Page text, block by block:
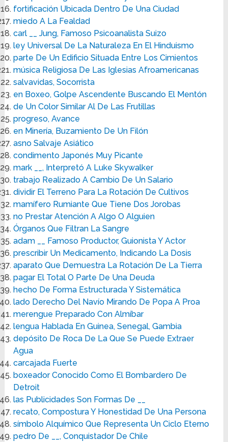
fortificación Ubicada Dentro De Una Ciudad
miedo A La Fealdad
carl __ Jung, Famoso Psicoanalista Suizo
ley Universal De La Naturaleza En El Hinduismo
parte De Un Edificio Situada Entre Los Cimientos
música Religiosa De Las Iglesias Afroamericanas
salvavidas, Socorrista
en Boxeo, Golpe Ascendente Buscando El Mentón
de Un Color Similar Al De Las Frutillas
progreso, Avance
en Minería, Buzamiento De Un Filón
asno Salvaje Asiático
condimento Japonés Muy Picante
mark __, Interpretó A Luke Skywalker
trabajo Realizado A Cambio De Un Salario
dividir El Terreno Para La Rotación De Cultivos
mamífero Rumiante Que Tiene Dos Jorobas
no Prestar Atención A Algo O Alguien
Órganos Que Filtran La Sangre
adam __ Famoso Productor, Guionista Y Actor
prescribir Un Medicamento, Indicando La Dosis
aparato Que Demuestra La Rotación De La Tierra
pagar El Total O Parte De Una Deuda
hecho De Forma Estructurada Y Sistemática
lado Derecho Del Navío Mirando De Popa A Proa
merengue Preparado Con Almíbar
lengua Hablada En Guinea, Senegal, Gambia
depósito De Roca De La Que Se Puede Extraer
Agua
carcajada Fuerte
boxeador Conocido Como El Bombardero De
Detroit
las Publicidades Son Formas De __
recato, Compostura Y Honestidad De Una Persona
símbolo Alquímico Que Representa Un Ciclo Eterno
pedro De __, Conquistador De Chile